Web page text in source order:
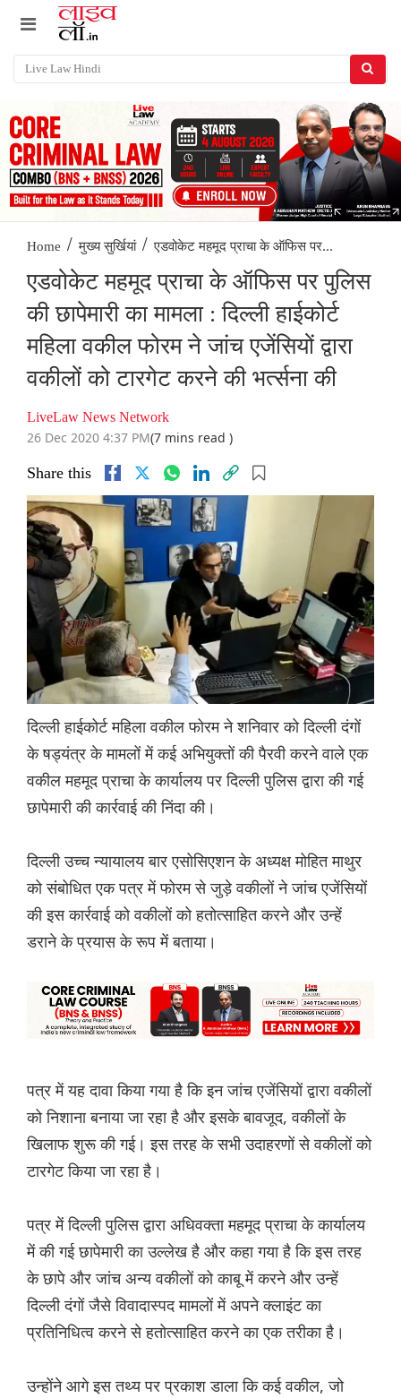
Home / मुख्य सुर्खियां / एडवोकेट महमूद प्राचा के ऑफिस पर...
एडवोकेट महमूद प्राचा के ऑफिस पर पुलिस
की छापेमारी का मामला : दिल्ली हाईकोर्ट
महिला वकील फोरम ने जांच एजेंसियों द्वारा
वकीलों को टारगेट करने की भर्त्सना की
LiveLaw News Network
26 Dec 2020 4:37 PM(7 mins read )
Share this
दिल्ली हाईकोर्ट महिला वकील फोरम ने शनिवार को दिल्ली दंगों
के षड्यंत्र के मामलों में कई अभियुक्तों की पैरवी करने वाले एक
वकील महमूद प्राचा के कार्यालय पर दिल्ली पुलिस द्वारा की गई
छापेमारी की कार्रवाई की निंदा की।
दिल्ली उच्च न्यायालय बार एसोसिएशन के अध्यक्ष मोहित माथुर
को संबोधित एक पत्र में फोरम से जुड़े वकीलों ने जांच एजेंसियों
की इस कार्रवाई को वकीलों को हतोत्साहित करने और उन्हें
डराने के प्रयास के रूप में बताया।
पत्र में यह दावा किया गया है कि इन जांच एजेंसियों द्वारा वकीलों
को निशाना बनाया जा रहा है और इसके बावजूद, वकीलों के
खिलाफ शुरू की गई। इस तरह के सभी उदाहरणों से वकीलों को
टारगेट किया जा रहा है।
पत्र में दिल्ली पुलिस द्वारा अधिवक्ता महमूद प्राचा के कार्यालय
में की गई छापेमारी का उल्लेख है और कहा गया है कि इस तरह
के छापे और जांच अन्य वकीलों को काबू में करने और उन्हें
दिल्ली दंगों जैसे विवादास्पद मामलों में अपने क्लाइंट का
प्रतिनिधित्व करने से हतोत्साहित करने का एक तरीका है।
उन्होंने आगे इस तथ्य पर प्रकाश डाला कि कई वकील, जो